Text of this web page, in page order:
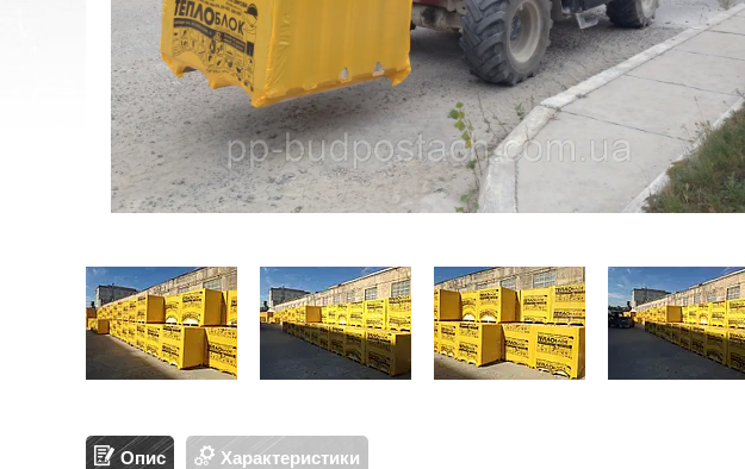
Опис Характеристики